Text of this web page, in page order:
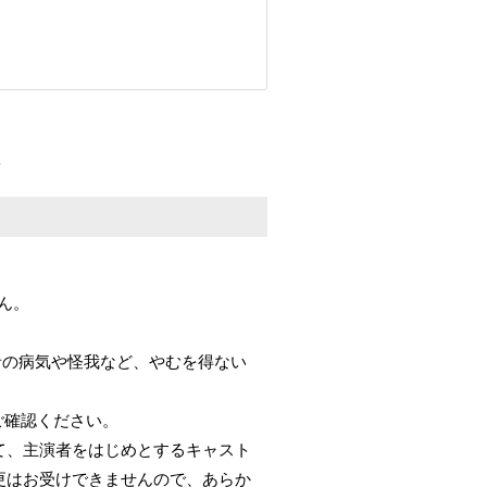
。
病気や怪我など、やむを得ない
認ください。
主演者をはじめとするキャスト
お受けできませんので、あらか